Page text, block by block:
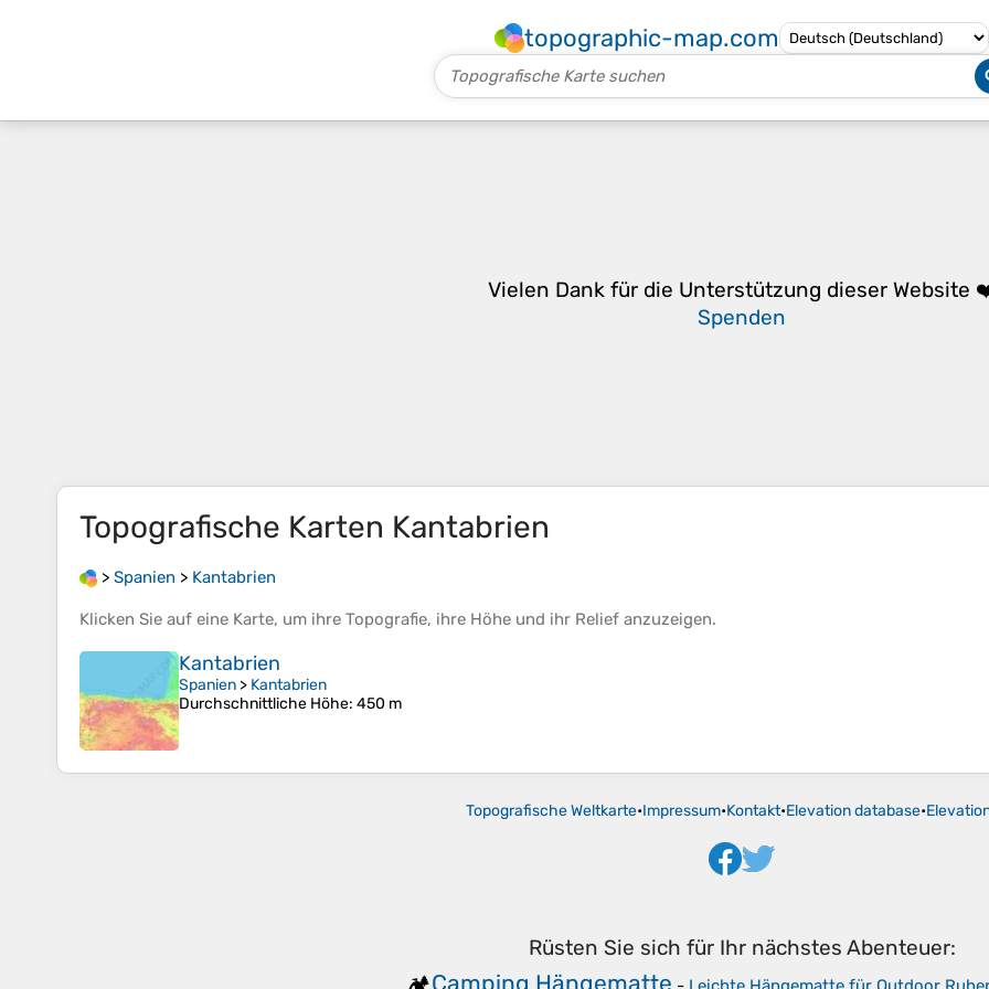
topographic-map.com
Vielen Dank für die Unterstützung dieser Website
Spenden
Topografische Karten Kantabrien
> Spanien > Kantabrien
Klicken Sie auf eine Karte, um ihre Topografie, ihre Höhe und ihr Relief anzuzeigen.
Kantabrien
Spanien > Kantabrien
Durchschnittliche Höhe: 450 m
Topografische Weltkarte•Impressum•Kontakt•Elevation database•
Rüsten Sie sich für Ihr nächstes Abenteuer:
🏕️Camping Hängematte